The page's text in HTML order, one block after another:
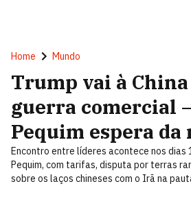
Home Mundo
Trump vai à
guerra comercial
Pequim espera da
Encontro entre líderes acontece nos dias
Pequim, com tarifas, disputa por terras
sobre os laços chineses com o Irã na